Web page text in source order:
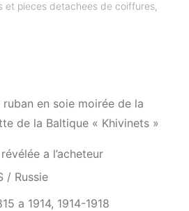
et pieces detachees de coiffures,
en soie moirée de la
de la Baltique « Khivinets »
a l’acheteur
/ Russie
a 1914, 1914-1918